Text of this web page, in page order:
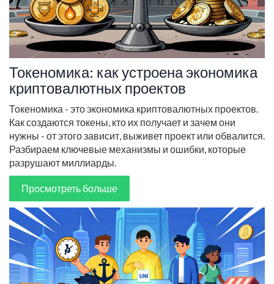
Токеномика: как устроена экономика
криптовалютных проектов
Токеномика - это экономика криптовалютных проектов.
Как создаются токены, кто их получает и зачем они
нужны - от этого зависит, выживет проект или обвалится.
Разбираем ключевые механизмы и ошибки, которые
разрушают миллиарды.
Просмотреть больше